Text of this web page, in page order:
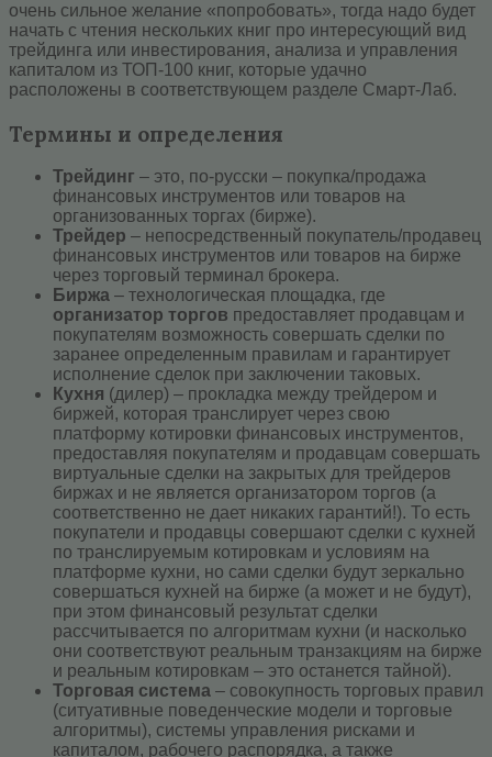
очень сильное желание «попробовать», тогда надо будет
начать с чтения нескольких книг про интересующий вид
трейдинга или инвестирования, анализа и управления
капиталом из ТОП-100 книг, которые удачно
расположены в соответствующем разделе Смарт-Лаб.
Термины и определения
Трейдинг – это, по-русски – покупка/продажа
финансовых инструментов или товаров на
организованных торгах (бирже).
Трейдер – непосредственный покупатель/продавец
финансовых инструментов или товаров на бирже
через торговый терминал брокера.
Биржа – технологическая площадка, где
организатор торгов предоставляет продавцам и
покупателям возможность совершать сделки по
заранее определенным правилам и гарантирует
исполнение сделок при заключении таковых.
Кухня (дилер) – прокладка между трейдером и
биржей, которая транслирует через свою
платформу котировки финансовых инструментов,
предоставляя покупателям и продавцам совершать
виртуальные сделки на закрытых для трейдеров
биржах и не является организатором торгов (а
соответственно не дает никаких гарантий!). То есть
покупатели и продавцы совершают сделки с кухней
по транслируемым котировкам и условиям на
платформе кухни, но сами сделки будут зеркально
совершаться кухней на бирже (а может и не будут),
при этом финансовый результат сделки
рассчитывается по алгоритмам кухни (и насколько
они соответствуют реальным транзакциям на бирже
и реальным котировкам – это останется тайной).
Торговая система – совокупность торговых правил
(ситуативные поведенческие модели и торговые
алгоритмы), системы управления рисками и
капиталом, рабочего распорядка, а также